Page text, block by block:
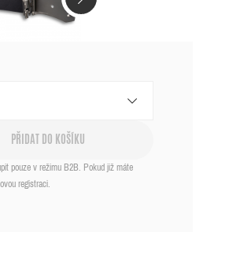
PŘIDAT DO KOŠÍKU
pouze v režimu B2B. Pokud již máte
registraci.